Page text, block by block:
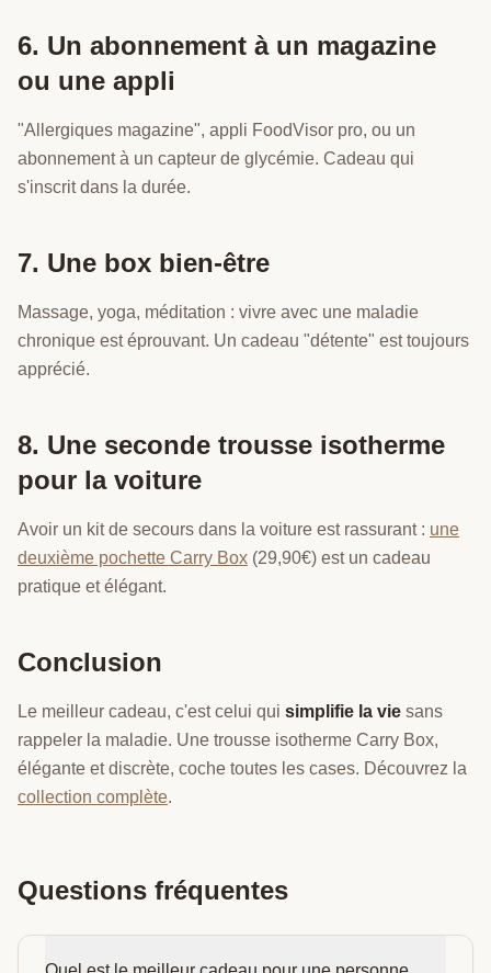
6. Un abonnement à un magazine
ou une appli
"Allergiques magazine", appli FoodVisor pro, ou un
abonnement à un capteur de glycémie. Cadeau qui
s'inscrit dans la durée.
7. Une box bien-être
Massage, yoga, méditation : vivre avec une maladie
chronique est éprouvant. Un cadeau "détente" est toujours
apprécié.
8. Une seconde trousse isotherme
pour la voiture
Avoir un kit de secours dans la voiture est rassurant : une
deuxième pochette Carry Box (29,90€) est un cadeau
pratique et élégant.
Conclusion
Le meilleur cadeau, c'est celui qui simplifie la vie sans
rappeler la maladie. Une trousse isotherme Carry Box,
élégante et discrète, coche toutes les cases. Découvrez la
collection complète.
Questions fréquentes